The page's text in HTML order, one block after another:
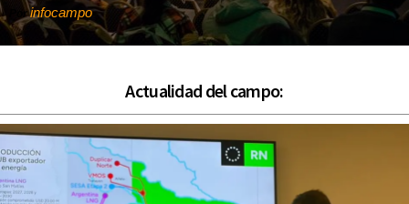
Porinfocampo
Actualidad del campo: